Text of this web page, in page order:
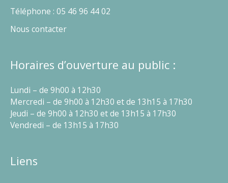
Téléphone : 05 46 96 44 02
Nous contacter
Horaires d’ouverture au public :
Lundi – de 9h00 à 12h30
Mercredi – de 9h00 à 12h30 et de 13h15 à 17h30
Jeudi – de 9h00 à 12h30 et de 13h15 à 17h30
Vendredi – de 13h15 à 17h30
Liens